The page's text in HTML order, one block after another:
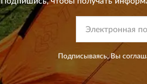
Подписываясь, Вы